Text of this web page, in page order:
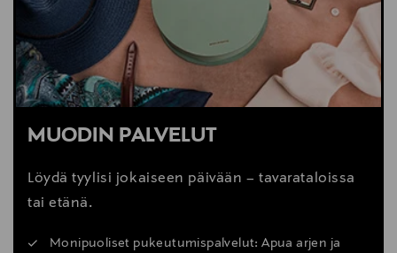
MUODIN PALVELUT
Löydä tyylisi jokaiseen päivään – tavarataloissa
tai etänä.
Monipuoliset pukeutumispalvelut: Apua arjen ja